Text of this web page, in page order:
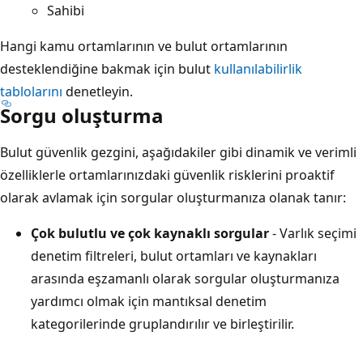
Sahibi
Hangi kamu ortamlarının ve bulut ortamlarının
desteklendiğine bakmak için bulut kullanılabilirlik
tablolarını denetleyin.
Sorgu oluşturma
Bulut güvenlik gezgini, aşağıdakiler gibi dinamik ve verimli
özelliklerle ortamlarınızdaki güvenlik risklerini proaktif
olarak avlamak için sorgular oluşturmanıza olanak tanır:
Çok bulutlu ve çok kaynaklı sorgular- Varlık seçimi
denetim filtreleri, bulut ortamları ve kaynakları
arasında eşzamanlı olarak sorgular oluşturmanıza
yardımcı olmak için mantıksal denetim
kategorilerinde gruplandırılır ve birleştirilir.